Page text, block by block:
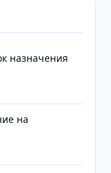
назначения
на